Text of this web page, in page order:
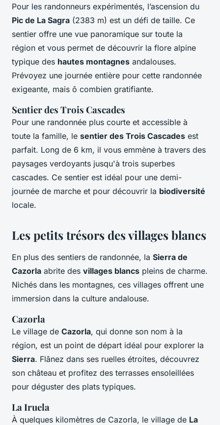
Pour les randonneurs expérimentés, l’ascension du
Pic de La Sagra (2383 m) est un défi de taille. Ce
sentier offre une vue panoramique sur toute la
région et vous permet de découvrir la flore alpine
typique des hautes montagnes andalouses.
Prévoyez une journée entière pour cette randonnée
exigeante, mais ô combien gratifiante.
Sentier des Trois Cascades
Pour une randonnée plus courte et accessible à
toute la famille, le sentier des Trois Cascades est
parfait. Long de 6 km, il vous emmène à travers des
paysages verdoyants jusqu'à trois superbes
cascades. Ce sentier est idéal pour une demi-
journée de marche et pour découvrir la biodiversité
locale.
Les petits trésors des villages blancs
En plus des sentiers de randonnée, la Sierra de
Cazorla abrite des villages blancs pleins de charme.
Nichés dans les montagnes, ces villages offrent une
immersion dans la culture andalouse.
Cazorla
Le village de Cazorla, qui donne son nom à la
région, est un point de départ idéal pour explorer la
Sierra. Flânez dans ses ruelles étroites, découvrez
son château et profitez des terrasses ensoleillées
pour déguster des plats typiques.
La Iruela
À quelques kilomètres de Cazorla, le village de La